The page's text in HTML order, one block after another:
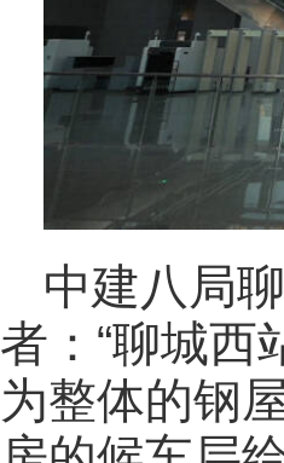
中建八局
者：“聊城西
为整体的钢